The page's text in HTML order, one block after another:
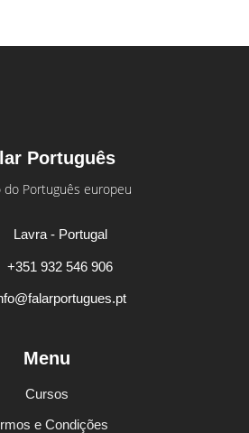
Português
do Português europeu
Lavra - Portugal
+351 932 546 906
Menu
Cursos
e Condições